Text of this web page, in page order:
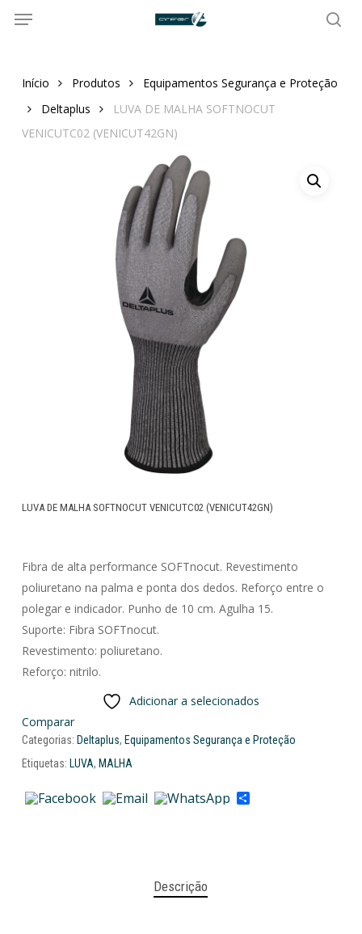
Menu
Início Produtos
Equipamentos Segurança e Proteção
Deltaplus
LUVA DE MALHA SOFTNOCUT
VENICUTC02 (VENICUT42GN)
LUVA DE MALHA SOFTNOCUT VENICUTC02 (VENICUT42GN)
Fibra de alta performance SOFTnocut. Revestimento
poliuretano na palma e ponta dos dedos. Reforço entre o
polegar e indicador. Punho de 10 cm. Agulha 15.
Suporte: Fibra SOFTnocut.
Revestimento: poliuretano.
Reforço: nitrilo.
Adicionar a selecionados
Comparar
Categorias: Deltaplus, Equipamentos Segurança e Proteção
Etiquetas: LUVA, MALHA
Share
Descrição